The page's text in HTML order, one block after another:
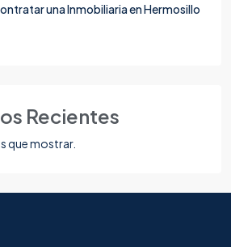
una Inmobiliaria en Hermosillo
Recientes
que mostrar.